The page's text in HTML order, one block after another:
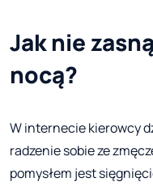
Jak nie
nocą?
W internecie kierowcy
radzenie sobie ze
pomysłem jest